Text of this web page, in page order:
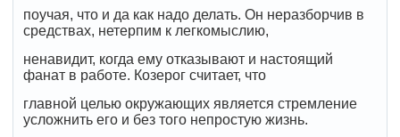
поучая, что и да как надо делать. Он неразборчив в
средствах, нетерпим к легкомыслию,
ненавидит, когда ему отказывают и настоящий
фанат в работе. Козерог считает, что
главной целью окружающих является стремление
усложнить его и без того непростую жизнь.